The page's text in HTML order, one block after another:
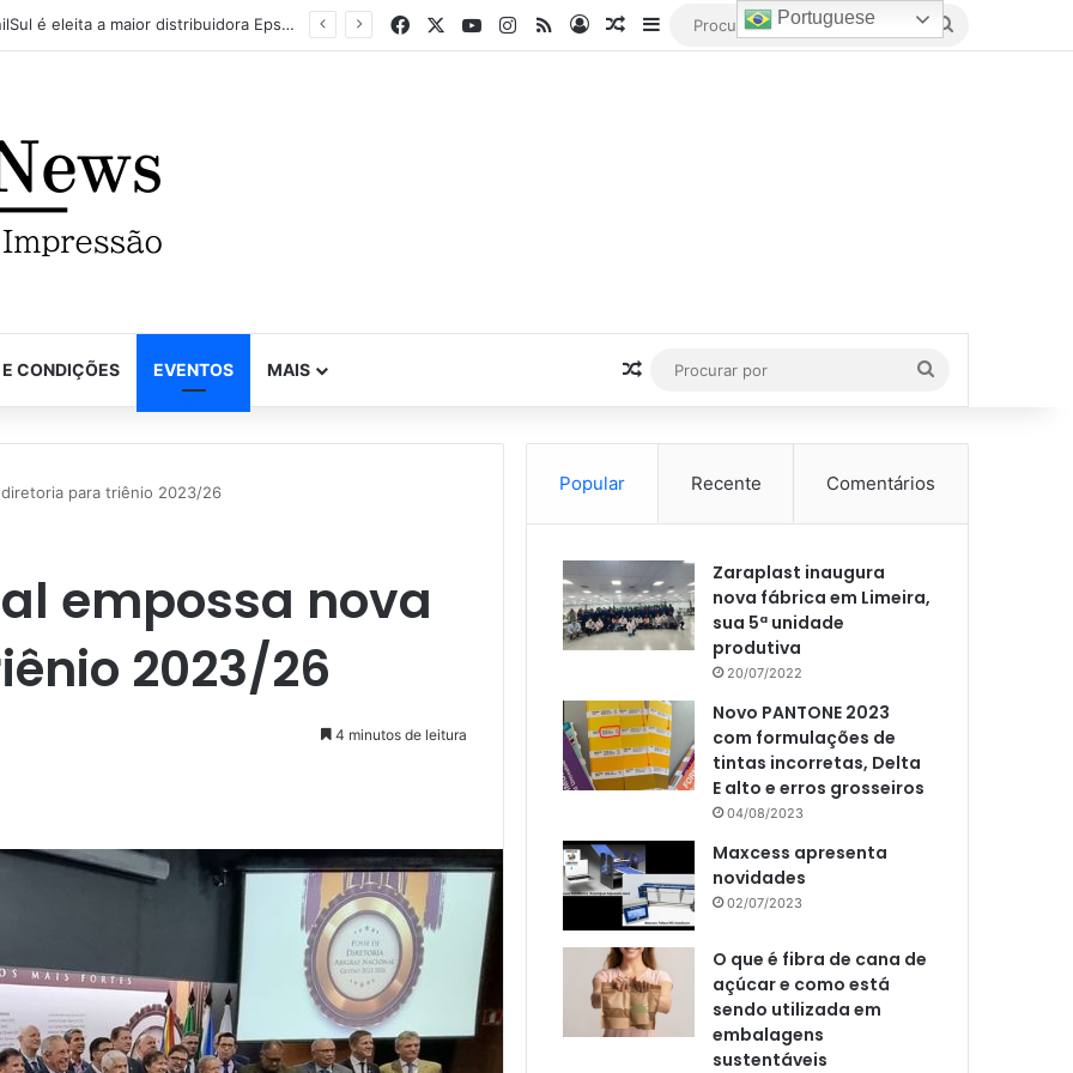
Mapel destaca versatilidade do poder da impressão na FuturePrint 2026 FacebookYouTubeInstagram
RSSEntrarArtigo aleatório
Barra Lateral
CONDIÇÕES EVENTOS MAIS Artigo aleatório
por
diretoria para triênio 2023/26
empossa nova
2023/26
4 minutos de leitura
Popular Recente Comentários
Zaraplast inaugura
nova fábrica em Limeira,
sua 5ª unidade
produtiva
20/07/2022
Novo PANTONE 2023
com formulações de
tintas incorretas, Delta
E alto e erros grosseiros
04/08/2023
Maxcess apresenta
novidades
02/07/2023
O que é fibra de cana de
açúcar e como está
sendo utilizada em
embalagens
sustentáveis
Portuguese